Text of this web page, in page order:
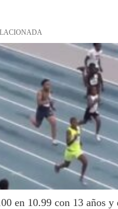
en 10.99 con 13 años y